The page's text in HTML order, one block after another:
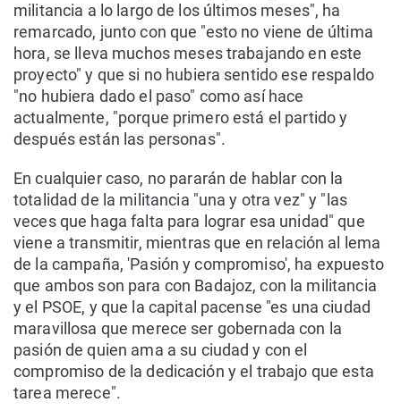
militancia a lo largo de los últimos meses", ha
remarcado, junto con que "esto no viene de última
hora, se lleva muchos meses trabajando en este
proyecto" y que si no hubiera sentido ese respaldo
"no hubiera dado el paso" como así hace
actualmente, "porque primero está el partido y
después están las personas".
En cualquier caso, no pararán de hablar con la
totalidad de la militancia "una y otra vez" y "las
veces que haga falta para lograr esa unidad" que
viene a transmitir, mientras que en relación al lema
de la campaña, 'Pasión y compromiso', ha expuesto
que ambos son para con Badajoz, con la militancia
y el PSOE, y que la capital pacense "es una ciudad
maravillosa que merece ser gobernada con la
pasión de quien ama a su ciudad y con el
compromiso de la dedicación y el trabajo que esta
tarea merece".